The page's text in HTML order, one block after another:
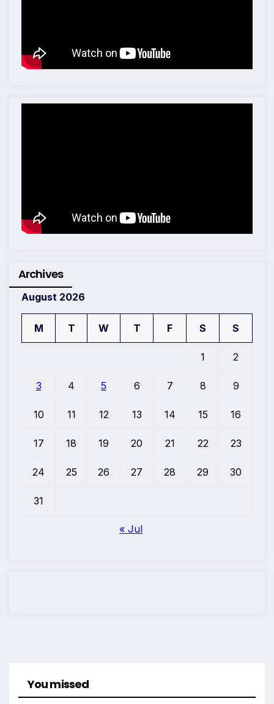
Archives
August 2026
M T W T F S S
1 2
3 4 5 6 7 8 9
10 11 12 13 14 15 16
17 18 19 20 21 22 23
24 25 26 27 28 29 30
31
« Jul
You missed